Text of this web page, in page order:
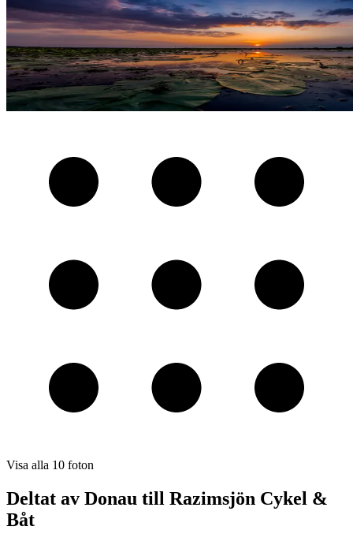
Visa alla 10 foton
Deltat av Donau till Razimsjön Cykel &
Båt